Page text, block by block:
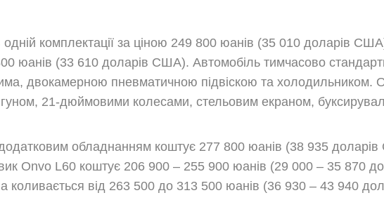
комплектації за ціною 249 800 юанів (35 010 доларів
юанів (33 610 доларів США). Автомобіль тимчасово
двокамерною пневматичною підвіскою та холодильником.
21-дюймовими колесами, стельовим екраном,
обладнанням коштує 277 800 юанів (38 935
Onvo L60 коштує 206 900 – 255 900 юанів (29 000 – 35 870
коливається від 263 500 до 313 500 юанів (36 930 – 43 940